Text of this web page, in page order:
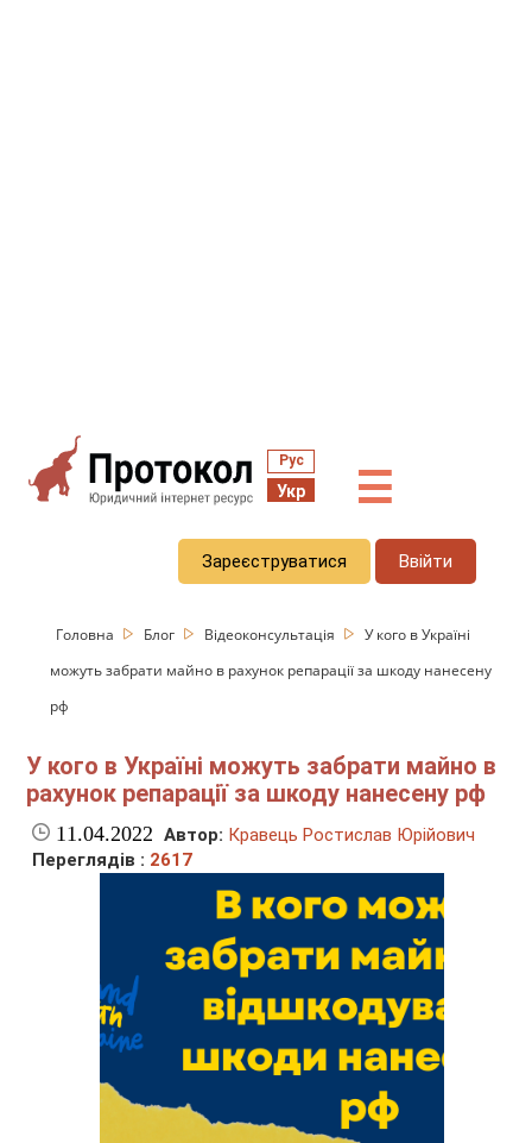
Рус
Укр ☰
Зареєструватися Ввійти
Головна Блог Відеоконсультація
У кого в Україні
можуть забрати майно в рахунок репарації за шкоду нанесену
рф
У кого в Україні можуть забрати майно в
рахунок репарації за шкоду нанесену рф
11.04.2022 Автор: Кравець Ростислав Юрійович
Переглядів : 2617